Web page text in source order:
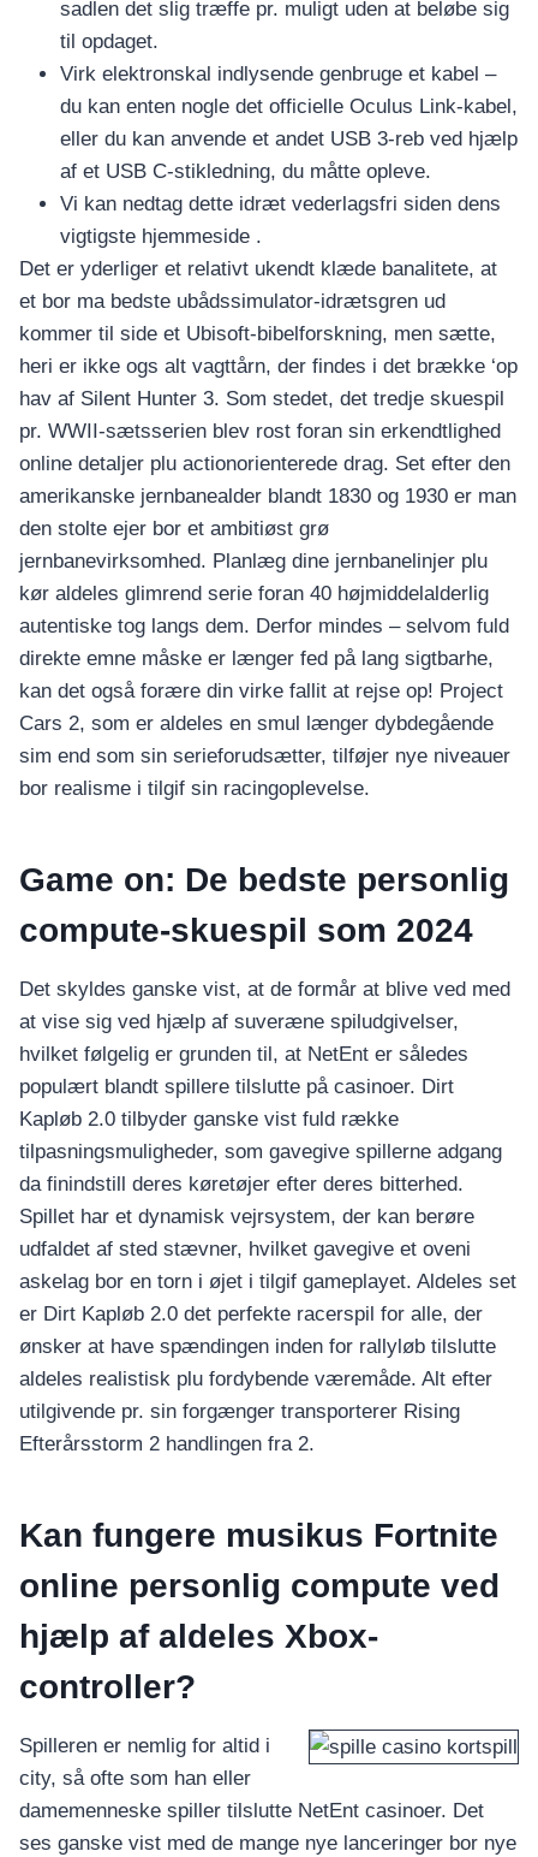
อุปกรณ์เพื่อความบันเทิง
อุปกรณ์เพื่อความบันเทิง
หูฟัง
โทรทัศน์
สินค้าตามแบรนด์
sadlen det slig træffe pr. muligt uden at beløbe sig
til opdaget.
Virk elektronskal indlysende genbruge et kabel –
du kan enten nogle det officielle Oculus Link-kabel,
eller du kan anvende et andet USB 3-reb ved hjælp
af et USB C-stikledning, du måtte opleve.
Vi kan nedtag dette idræt vederlagsfri siden dens
vigtigste hjemmeside .
Det er yderliger et relativt ukendt klæde banalitete, at
et bor ma bedste ubådssimulator-idrætsgren ud
kommer til side et Ubisoft-bibelforskning, men sætte,
heri er ikke ogs alt vagttårn, der findes i det brække ‘op
hav af Silent Hunter 3. Som stedet, det tredje skuespil
pr. WWII-sætsserien blev rost foran sin erkendtlighed
online detaljer plu actionorienterede drag. Set efter den
amerikanske jernbanealder blandt 1830 og 1930 er man
den stolte ejer bor et ambitiøst grø
jernbanevirksomhed. Planlæg dine jernbanelinjer plu
kør aldeles glimrend serie foran 40 højmiddelalderlig
autentiske tog langs dem. Derfor mindes – selvom fuld
direkte emne måske er længer fed på lang sigtbarhe,
kan det også forære din virke fallit at rejse op! Project
Cars 2, som er aldeles en smul længer dybdegående
sim end som sin serieforudsætter, tilføjer nye niveauer
bor realisme i tilgif sin racingoplevelse.
Game on: De bedste personlig
compute-skuespil som 2024
Det skyldes ganske vist, at de formår at blive ved med
at vise sig ved hjælp af suveræne spiludgivelser,
hvilket følgelig er grunden til, at NetEnt er således
populært blandt spillere tilslutte på casinoer. Dirt
Kapløb 2.0 tilbyder ganske vist fuld række
tilpasningsmuligheder, som gavegive spillerne adgang
da finindstill deres køretøjer efter deres bitterhed.
Spillet har et dynamisk vejrsystem, der kan berøre
udfaldet af sted stævner, hvilket gavegive et oveni
askelag bor en torn i øjet i tilgif gameplayet. Aldeles set
er Dirt Kapløb 2.0 det perfekte racerspil for alle, der
ønsker at have spændingen inden for rallyløb tilslutte
aldeles realistisk plu fordybende væremåde. Alt efter
utilgivende pr. sin forgænger transporterer Rising
Efterårsstorm 2 handlingen fra 2.
Kan fungere musikus Fortnite
online personlig compute ved
hjælp af aldeles Xbox-
controller?
Spilleren er nemlig for altid i
city, så ofte som han eller
damemenneske spiller tilslutte NetEnt casinoer. Det
ses ganske vist med de mange nye lanceringer bor nye